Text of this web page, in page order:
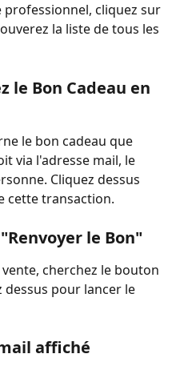
professionnel, cliquez sur
la liste de tous les
le Bon Cadeau en
le bon cadeau que
via l'adresse mail, le
Cliquez dessus
cette transaction.
le Bon"
cherchez le bouton
dessus pour lancer le
affiché